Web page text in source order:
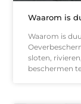
Waarom is
Waarom is
sloten,
beschermen